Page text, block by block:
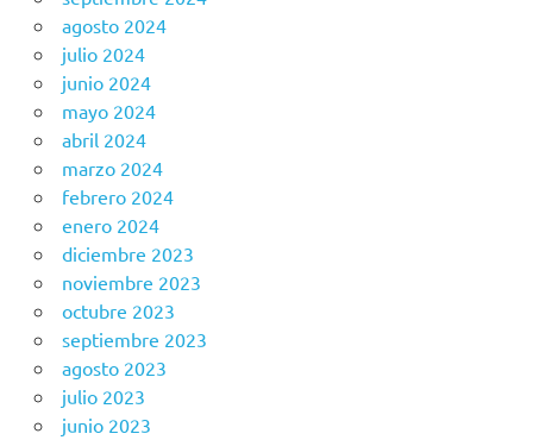
agosto 2024
julio 2024
junio 2024
mayo 2024
abril 2024
marzo 2024
febrero 2024
enero 2024
diciembre 2023
noviembre 2023
octubre 2023
septiembre 2023
agosto 2023
julio 2023
junio 2023